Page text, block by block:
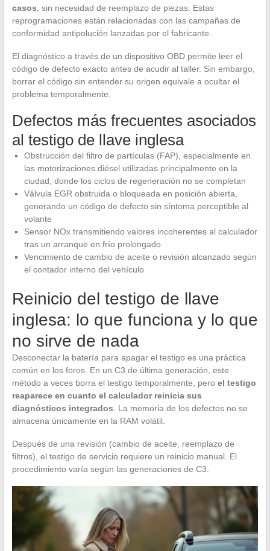
casos , sin necesidad de reemplazo de piezas. Estas
reprogramaciones están relacionadas con las campañas de
conformidad antipolución lanzadas por el fabricante.
El diagnóstico a través de un dispositivo OBD permite leer el
código de defecto exacto antes de acudir al taller. Sin embargo,
borrar el código sin entender su origen equivale a ocultar el
problema temporalmente.
Defectos más frecuentes asociados
al testigo de llave inglesa
Obstrucción del filtro de partículas (FAP), especialmente en
las motorizaciones diésel utilizadas principalmente en la
ciudad, donde los ciclos de regeneración no se completan
Válvula EGR obstruida o bloqueada en posición abierta,
generando un código de defecto sin síntoma perceptible al
volante
Sensor NOx transmitiendo valores incoherentes al calculador
tras un arranque en frío prolongado
Vencimiento de cambio de aceite o revisión alcanzado según
el contador interno del vehículo
Reinicio del testigo de llave
inglesa: lo que funciona y lo que
no sirve de nada
Desconectar la batería para apagar el testigo es una práctica
común en los foros. En un C3 de última generación, este
método a veces borra el testigo temporalmente, pero el testigo
reaparece en cuanto el calculador reinicia sus
diagnósticos integrados . La memoria de los defectos no se
almacena únicamente en la RAM volátil.
Después de una revisión (cambio de aceite, reemplazo de
filtros), el testigo de servicio requiere un reinicio manual. El
procedimiento varía según las generaciones de C3.